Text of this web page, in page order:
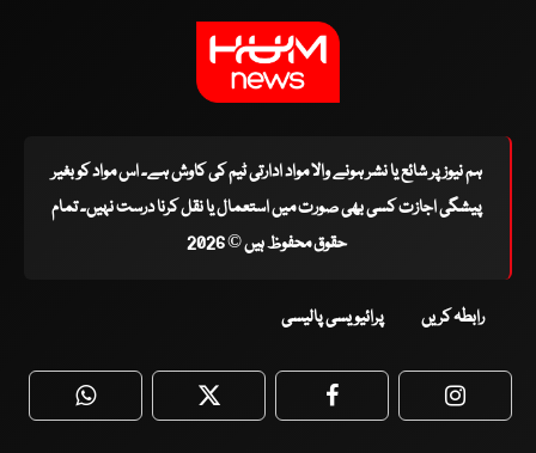
ہم نیوز پر شائع یا نشر ہونے والا مواد ادارتی ٹیم کی کاوش ہے۔ اس مواد کو بغیر
پیشگی اجازت کسی بھی صورت میں استعمال یا نقل کرنا درست نہیں۔ تمام
حقوق محفوظ ہیں © 2026
رابطہ کریں پرائیویسی پالیسی
WhatsApp Twitter Facebook